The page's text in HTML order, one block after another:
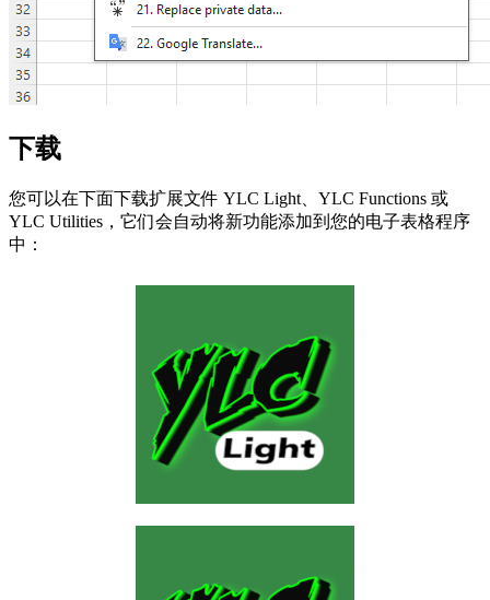
下载
您可以在下面下载扩展文件 YLC Light YLC Functions 或
YLC Utilities ，它们会自动将新功能添加到您的电子表格程序
中：